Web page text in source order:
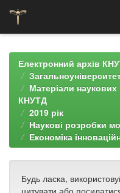
navigationЕлектронний архів
Матеріали наукових
КНУТД
2019 рік
Наукові розробки
Економіка
Будь ласка,
цитувати або